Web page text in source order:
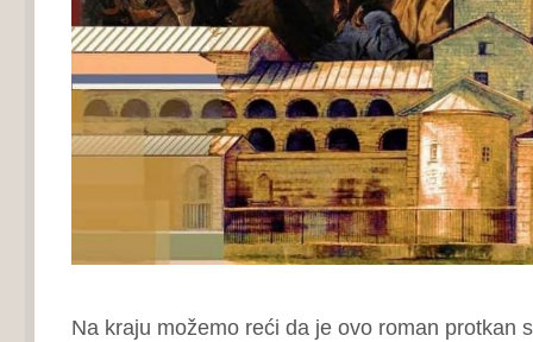
Na kraju možemo reći da je ovo roman protkan